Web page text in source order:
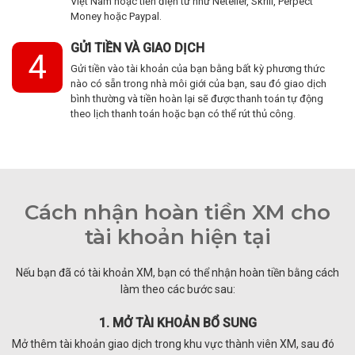
Money hoặc Paypal.
4 GỬI TIỀN VÀ GIAO DỊCH
Gửi tiền vào tài khoản của bạn bằng bất kỳ phương thức
nào có sẵn trong nhà môi giới của bạn, sau đó giao dịch
bình thường và tiền hoàn lại sẽ được thanh toán tự động
theo lịch thanh toán hoặc bạn có thể rút thủ công.
Cách nhận hoàn tiền XM cho
tài khoản hiện tại
Nếu bạn đã có tài khoản XM, bạn có thể nhận hoàn tiền bằng cách
làm theo các bước sau:
1. MỞ TÀI KHOẢN BỔ SUNG
Mở thêm tài khoản giao dịch trong khu vực thành viên XM, sau đó